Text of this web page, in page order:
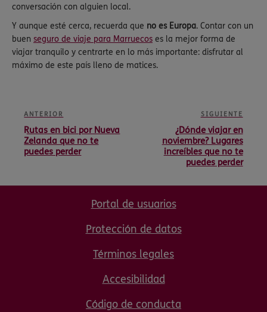
conversación con alguien local.
Y aunque esté cerca, recuerda que no es Europa. Contar con un
buen seguro de viaje para Marruecos es la mejor forma de
viajar tranquilo y centrarte en lo más importante: disfrutar al
máximo de este país lleno de matices.
ANTERIOR
Rutas en bici por Nueva
Zelanda que no te
puedes perder
SIGUIENTE
¿Dónde viajar en
noviembre? Lugares
increíbles que no te
puedes perder
Portal de usuarios
Protección de datos
Términos legales
Accesibilidad
Código de conducta